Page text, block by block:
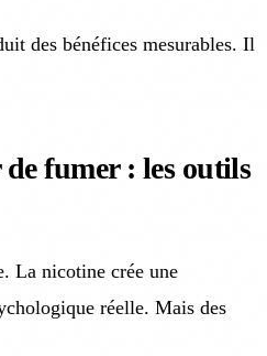
des bénéfices mesurables. Il
fumer : les outils
La nicotine crée une
réelle. Mais des